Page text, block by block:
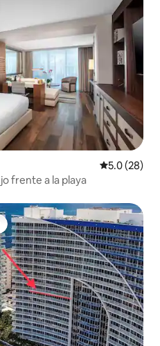
Calificación
5.0 (28)
frente a la playa